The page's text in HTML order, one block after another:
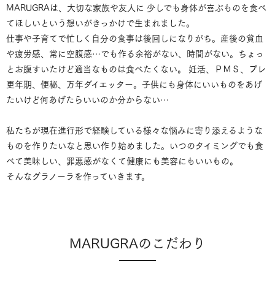
MARUGRAは、大切な家族や友人に 少しでも身体が喜ぶものを食べ
てほしいという想いがきっかけで生まれました。
仕事や子育てで忙しく自分の食事は後回しになりがち。産後の貧血
や疲労感、常に空腹感…でも作る余裕がない、時間がない。ちょっ
とお腹すいたけど適当なものは食べたくない。 妊活、ＰＭＳ、プレ
更年期、便秘、万年ダイエッター。子供にも身体にいいものをあげ
たいけど何あげたらいいのか分からない…
私たちが現在進行形で経験している様々な悩みに寄り添えるような
ものを作りたいなと思い作り始めました。いつのタイミングでも食
べて美味しい、罪悪感がなくて健康にも美容にもいいもの。
そんなグラノーラを作っていきます。
MARUGRAのこだわり